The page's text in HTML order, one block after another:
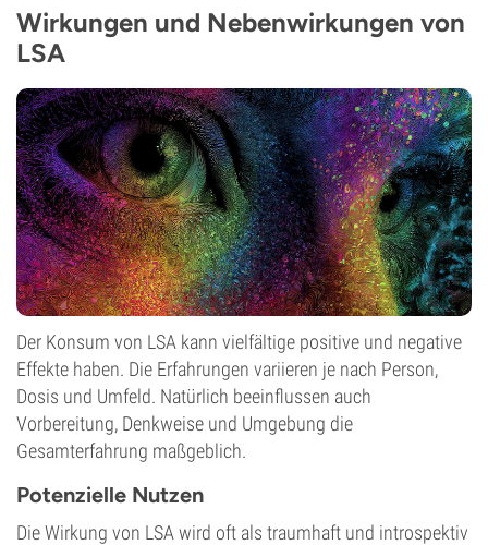
Wirkungen und Nebenwirkungen von
LSA
Der Konsum von LSA kann vielfältige positive und negative
Effekte haben. Die Erfahrungen variieren je nach Person,
Dosis und Umfeld. Natürlich beeinflussen auch
Vorbereitung, Denkweise und Umgebung die
Gesamterfahrung maßgeblich.
Potenzielle Nutzen
Die Wirkung von LSA wird oft als traumhaft und introspektiv